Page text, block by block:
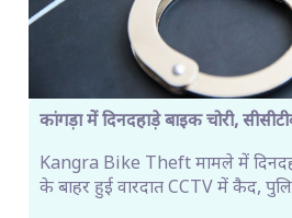
कांगड़ा में दिनदहाड़े बाइक चोरी,
Kangra Bike Theft मामले में
के बाहर हुई वारदात CCTV में कैद,